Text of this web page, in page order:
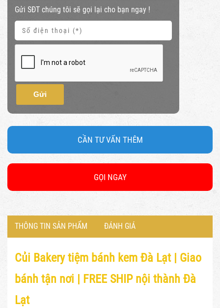
Gửi SĐT chúng tôi sẽ gọi lại cho bạn ngay !
Gửi
CẦN TƯ VẤN THÊM
GỌI NGAY
THÔNG TIN SẢN PHẨM ĐÁNH GIÁ
Củi Bakery tiệm bánh kem Đà Lạt | Giao
bánh tận nơi | FREE SHIP nội thành Đà
Lạt